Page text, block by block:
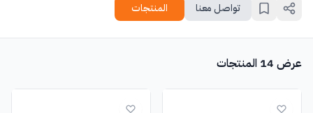
تواصل معنا المنتجات
عرض 14 المنتجات